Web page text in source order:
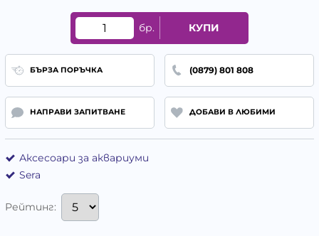
бр. КУПИ
БЪРЗА ПОРЪЧКА (0879) 801 808
НАПРАВИ ЗАПИТВАНЕ ДОБАВИ В ЛЮБИМИ
Аксесоари за аквариуми
Sera
Рейтинг: